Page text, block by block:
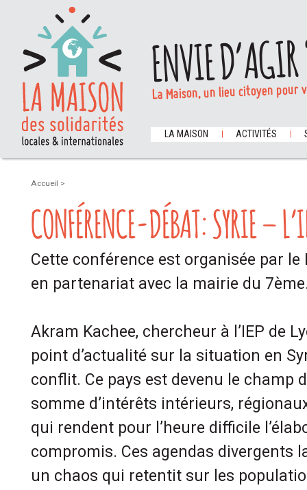
ENVIE
La Maison, un lieu citoyen
LA MAISON ACTIVITÉS
Accueil >
CONFÉRENCE-DÉBAT: SYRIE –
Cette conférence est organisée par
en partenariat avec la mairie du
Akram Kachee, chercheur à l’IEP de
point d’actualité sur la situation en
conflit. Ce pays est devenu le champ
somme d’intérêts intérieurs,
qui rendent pour l’heure difficile
compromis. Ces agendas divergents
un chaos qui retentit sur les